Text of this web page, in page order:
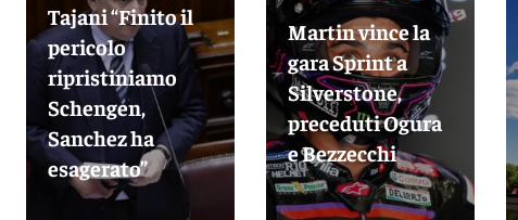
Tajani “Finito il
pericolo
ripristiniamo
Schengen,
Sanchez ha
esagerato”
Martin vince la
gara Sprint a
Silverstone,
preceduti Ogura
e Bezzecchi